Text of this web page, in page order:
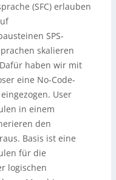
(SFC) erlauben
SPS-
skalieren
haben wir mit
eine No-Code-
User
in einem
den
Basis ist eine
für die
logischen